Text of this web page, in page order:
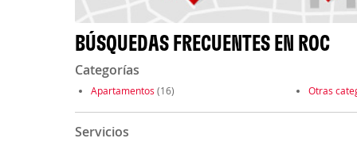
BÚSQUEDAS FRECUENTES EN ROC
Categorías
Apartamentos (16) Otras
Servicios